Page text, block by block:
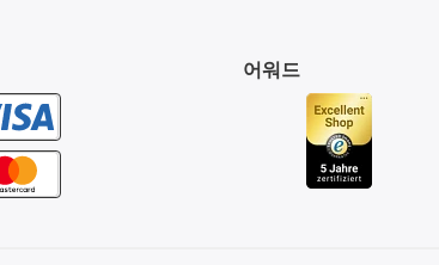
어워드